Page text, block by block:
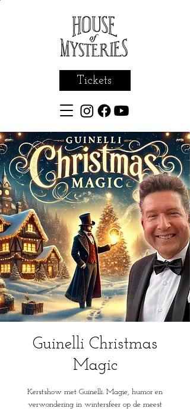
Tickets
Guinelli Christmas
Magic
Kerstshow met Guinelli. Magie, humor en
verwondering in wintersfeer op de meest